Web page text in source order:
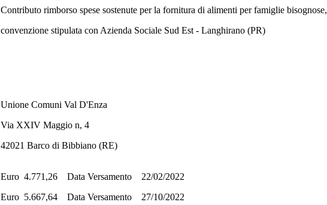
Contributo rimborso spese sostenute per la fornitura di alimenti per famiglie bisognose,
convenzione stipulata con Azienda Sociale Sud Est - Langhirano (PR)
Unione Comuni Val D'Enza
Via XXIV Maggio n, 4
42021 Barco di Bibbiano (RE)
Euro 4.771,26 Data Versamento 22/02/2022
Euro 5.667,64 Data Versamento 27/10/2022